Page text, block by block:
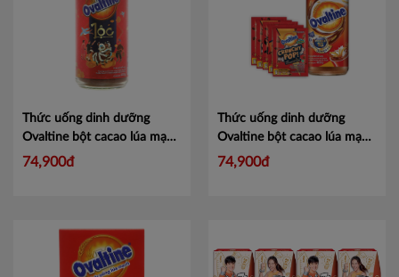
Thức uống dinh dưỡng
Ovaltine bột cacao lúa mạch
hũ 400gMã 101101176
74,900đ
Thức uống dinh dưỡng
Ovaltine bột cacao lúa mạch
hũ 400g + Tặng 5 gói Kẹo
74,900đ